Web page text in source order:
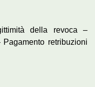
della revoca –
retribuzioni